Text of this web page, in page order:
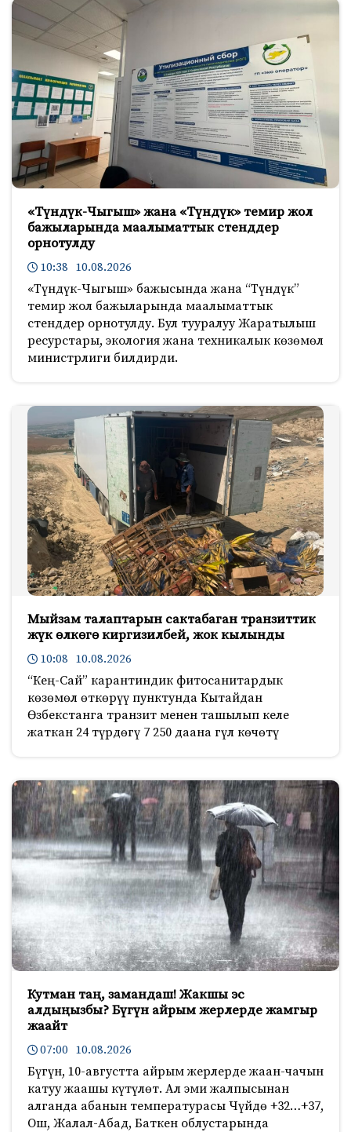
«Түндүк-Чыгыш» жана «Түндүк» темир жол
бажыларында маалыматтык стенддер
орнотулду
10:38 10.08.2026
«Түндүк-Чыгыш» бажысында жана “Түндүк”
темир жол бажыларында маалыматтык
стенддер орнотулду. Бул тууралуу Жаратылыш
ресурстары, экология жана техникалык көзөмөл
министрлиги билдирди.
Мыйзам талаптарын сактабаган транзиттик
жүк өлкөгө киргизилбей, жок кылынды
10:08 10.08.2026
“Кең-Сай” карантиндик фитосанитардык
көзөмөл өткөрүү пунктунда Кытайдан
Өзбекстанга транзит менен ташылып келе
жаткан 24 түрдөгү 7 250 даана гүл көчөтү
Кутман таң, замандаш! Жакшы эс
алдыңызбы? Бүгүн айрым жерлерде жамгыр
жаайт
07:00 10.08.2026
Бүгүн, 10-августта айрым жерлерде жаан-чачын
катуу жаашы күтүлөт. Ал эми жалпысынан
алганда абанын температурасы Чүйдө +32…+37,
Ош, Жалал-Абад, Баткен облустарында